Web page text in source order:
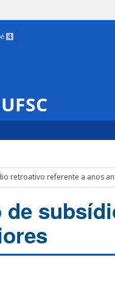
4
retroativo referente a anos